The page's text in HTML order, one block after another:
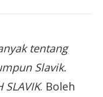
tentang
Slavik.
SLAVIK. Boleh